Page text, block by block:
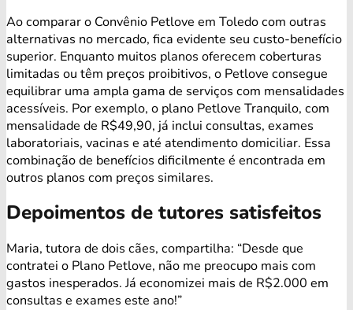
Ao comparar o Convênio Petlove em Toledo com outras
alternativas no mercado, fica evidente seu custo-benefício
superior. Enquanto muitos planos oferecem coberturas
limitadas ou têm preços proibitivos, o Petlove consegue
equilibrar uma ampla gama de serviços com mensalidades
acessíveis. Por exemplo, o plano Petlove Tranquilo, com
mensalidade de R$49,90, já inclui consultas, exames
laboratoriais, vacinas e até atendimento domiciliar. Essa
combinação de benefícios dificilmente é encontrada em
outros planos com preços similares.
Depoimentos de tutores satisfeitos
Maria, tutora de dois cães, compartilha: “Desde que
contratei o Plano Petlove, não me preocupo mais com
gastos inesperados. Já economizei mais de R$2.000 em
consultas e exames este ano!”